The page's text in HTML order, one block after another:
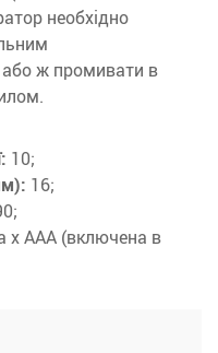
необхідно
ж промивати в
10;
16;
х ААА (включена в